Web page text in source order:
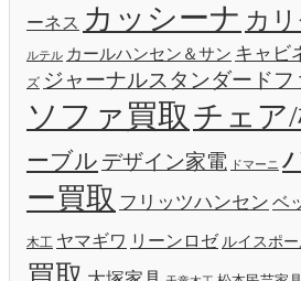
ーネス カッシーナ カ
ルテル カールハンセン＆サン キャビ
ズ ジャーナルスタンダードフ
ソファ買取 チェア
ーブル デザイン家電 ドマーニ
ー買取 フリッツハンセン ベ
木工 ヤマギワ リーンロゼ ルイスポ